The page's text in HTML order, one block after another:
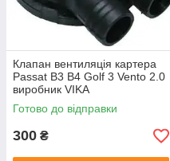
Клапан вентиляція картера
Passat B3 B4 Golf 3 Vento 2.0
виробник VIKA
Готово до відправки
300 ₴